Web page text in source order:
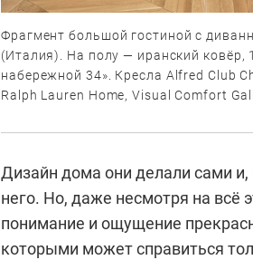
Фрагмент большой гостиной с
(Италия). На полу — иранский ковёр,
набережной 34». Кресла Alfred Club
Ralph Lauren Home, Visual Comfort
Дизайн дома они делали сами и,
него. Но, даже несмотря на всё
понимание и ощущение
которыми может справиться